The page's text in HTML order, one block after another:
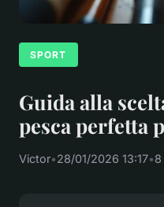
SPORT
Guida alla
pesca perfetta
Victor•28/01/2026 13:17•